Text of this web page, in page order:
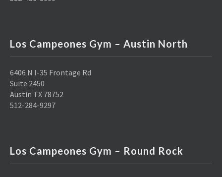
Los Campeones Gym – Austin North
6406 N I-35 Frontage Rd
Suite 2450
Austin TX 78752
512-284-9297
Los Campeones Gym – Round Rock